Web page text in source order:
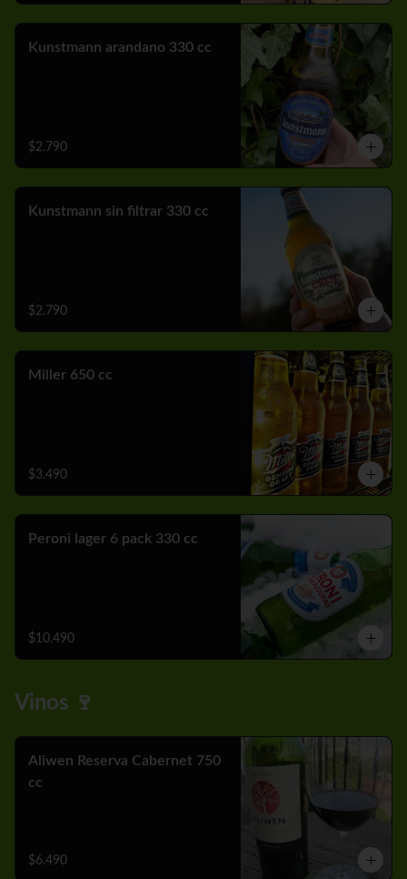
Kunstmann arandano 330 cc
$2.790
Kunstmann sin filtrar 330 cc
$2.790
Miller 650 cc
$3.490
Peroni lager 6 pack 330 cc
$10.490
Vinos 🍷
Aliwen Reserva Cabernet 750
cc
$6.490